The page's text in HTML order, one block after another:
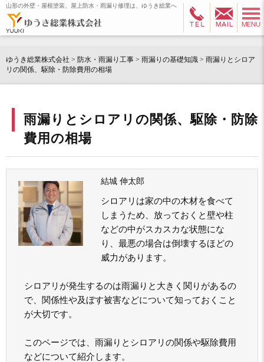
山形の外壁・屋根塗装、屋上防水・雨漏り修理は、ゆうき総業へ
ゆうき総業株式会社 > 防水・雨漏り工事 > 雨漏りの基礎知識 > 雨漏りとシロア
リの関係、駆除・防除費用の相場
雨漏りとシロアリの関係、駆除・防除
費用の相場
結城 伸太郎
シロアリは家の中の木材を食べて
しまうため、放っておくと壁や柱
などの中がスカスカな状態にな
り、最悪の場合は倒壊するほどの
威力があります。
シロアリが発生するのは雨漏りと大きく関りがあるの
で、関係性や及ぼす被害などについて知っておくこと
が大切です。
このページでは、雨漏りとシロアリの関係や駆除費用
などについて紹介します。